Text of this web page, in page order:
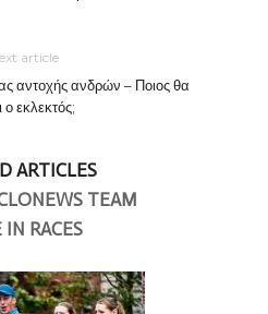
article
αντοχής ανδρών – Ποιος θα
ο εκλεκτός;
ARTICLES
TEAM
IN RACES